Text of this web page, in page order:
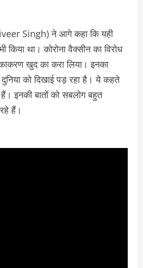
Singh) ने आगे कहा कि यही
किया था। कोरोना वैक्सीन का विरोध
खुद का करा लिया। इनका
को दिखाई पड़ रहा है। ये कहते
इनकी बातों को सबलोग बहुत
हैं।